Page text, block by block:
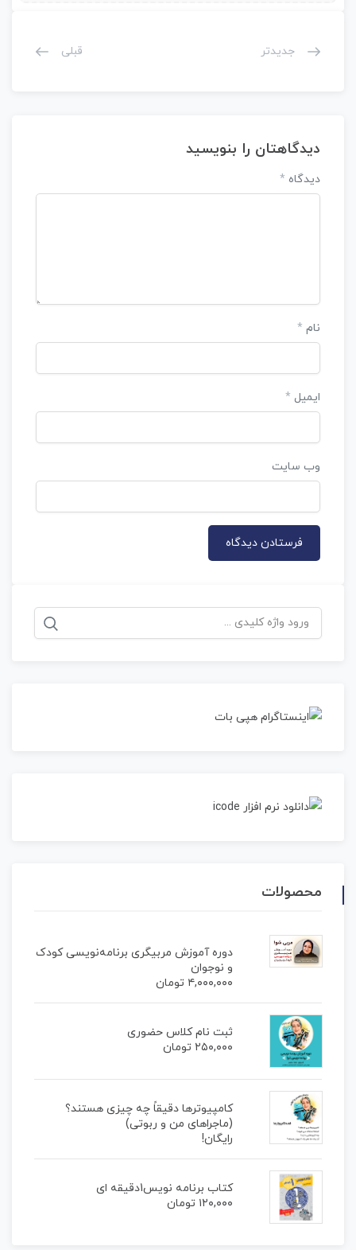
جدیدتر قبلی
دیدگاهتان را بنویسید
دیدگاه *
نام *
ایمیل *
وب‌ سایت
جستجو
برای:
محصولات
دوره آموزش مربیگری برنامه‌نویسی کودک
و نوجوان
۴,۰۰۰,۰۰۰ تومان
ثبت نام کلاس حضوری
۲۵۰,۰۰۰ تومان
کامپیوترها دقیقاً چه چیزی هستند؟
(ماجراهای من و ربوتی)
رایگان!
کتاب برنامه نویس1دقیقه ای
۱۲۰,۰۰۰ تومان